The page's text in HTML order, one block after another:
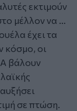
εκτιμούν
μέλλον να …
έχει τα
κόσμο, οι
βάλουν
σε πτώση.